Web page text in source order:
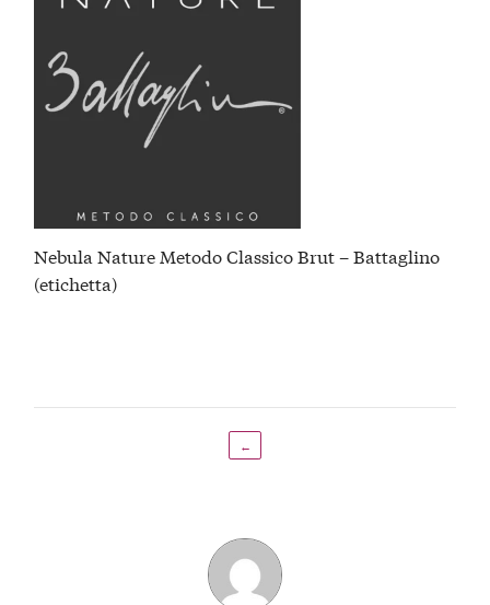
Nebula Nature Metodo Classico Brut – Battaglino
(etichetta)
←